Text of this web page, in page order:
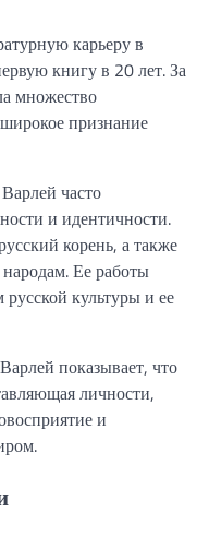
карьеру в
книгу в 20 лет. За
множество
признание
часто
и идентичности.
корень, а также
Ее работы
культуры и ее
показывает, что
личности,
и